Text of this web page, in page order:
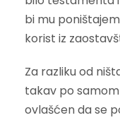
bi mu
korist iz
Za razliku od
takav po
ovlašćen da se